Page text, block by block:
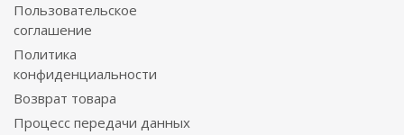
Пользовательское
соглашение
Политика
конфиденциальности
Возврат товара
Процесс передачи данных